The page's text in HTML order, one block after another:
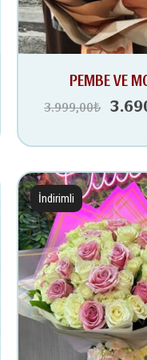
PEMBE VE
3.999,00₺
İndirimli